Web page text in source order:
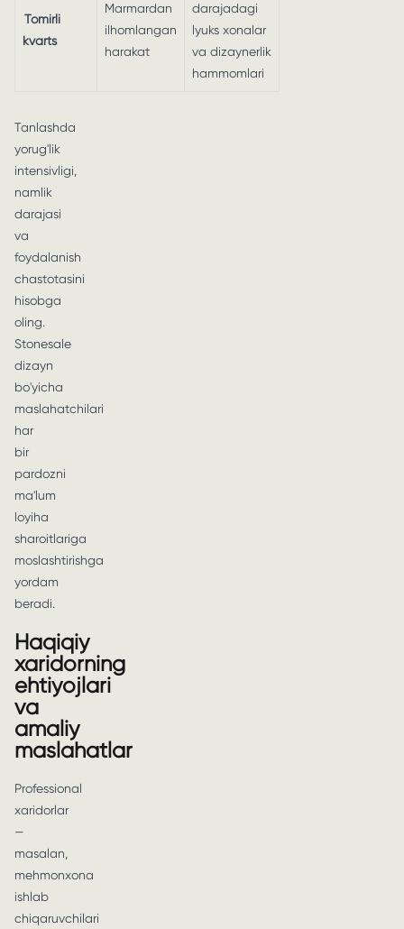
Tomirli
kvarts
Marmardan
ilhomlangan
harakat
darajadagi
lyuks xonalar
va dizaynerlik
hammomlari
Tanlashda
yorug'lik
intensivligi,
namlik
darajasi
va
foydalanish
chastotasini
hisobga
oling.
Stonesale
dizayn
bo'yicha
maslahatchilari
har
bir
pardozni
ma'lum
loyiha
sharoitlariga
moslashtirishga
yordam
beradi.
Haqiqiy
xaridorning
ehtiyojlari
va
amaliy
maslahatlar
Professional
xaridorlar
—
masalan,
mehmonxona
ishlab
chiqaruvchilari